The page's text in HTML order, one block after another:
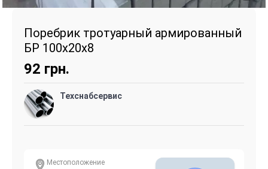
Поребрик тротуарный армированный
БР 100х20х8
92 грн.
Техснабсервис
Местоположение